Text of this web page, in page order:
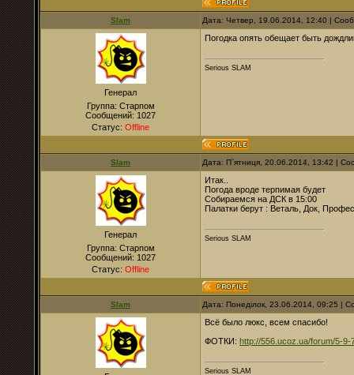
Slam Дата: Четвер, 19.06.2014, 12:40 |
Генерал
Группа: Старпом
Сообщений: 1027
Статус: Offline
Погодка опять обещает быть
Serious SLAM
Slam Дата: П`ятниця, 20.06.2014, 13:42 |
Генерал
Группа: Старпом
Сообщений: 1027
Статус: Offline
Итак..
Погода вроде терпимая будет
Собираемся на ДСК в 15:00
Палатки берут : Веталь, Док,
Serious SLAM
Slam Дата: Понеділок, 23.06.2014, 09:25 |
Всё было люкс, всем спасибо!
ФОТКИ: http://556.ucoz.ua/forum/5-9-
Serious SLAM